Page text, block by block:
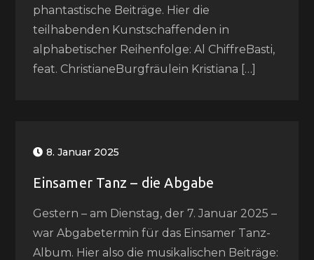
phantastische Beiträge. Hier die
teilhabenden Kunstschaffenden in
alphabetischer Reihenfolge: Al ChiffreBasti,
feat. ChristianeBurgfräulein Kristiana […]
8. Januar 2025
Einsamer Tanz – die Abgabe
Gestern – am Dienstag, der 7. Januar 2025 –
war Abgabetermin für das Einsamer Tanz-
Album. Hier also die musikalischen Beiträge: